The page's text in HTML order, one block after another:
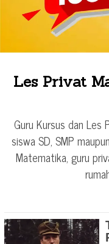
Les Privat
Guru Kursus dan
siswa SD, SMP
Matematika, guru